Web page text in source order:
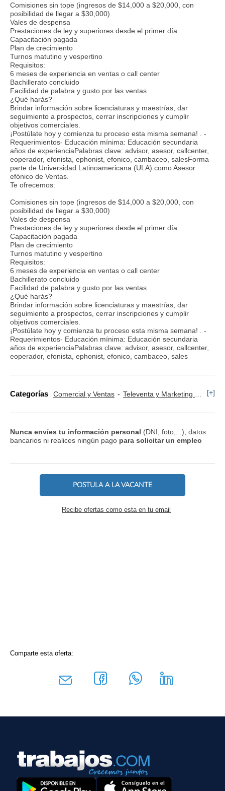
Comisiones sin tope (ingresos de $14,000 a $20,000, con
posibilidad de llegar a $30,000)
Vales de despensa
Prestaciones de ley y superiores desde el primer día
Capacitación pagada
Plan de crecimiento
Turnos matutino y vespertino
Requisitos:
6 meses de experiencia en ventas o call center
Bachillerato concluido
Facilidad de palabra y gusto por las ventas
¿Qué harás?
Brindar información sobre licenciaturas y maestrías, dar
seguimiento a prospectos, cerrar inscripciones y cumplir
objetivos comerciales.
¡Postúlate hoy y comienza tu proceso esta misma semana! . -
Requerimientos- Educación mínima: Educación secundaria
años de experienciaPalabras clave: advisor, asesor, callcenter,
eoperador, efonista, ephonist, efonico, cambaceo, salesForma
parte de Universidad Latinoamericana (ULA) como Asesor
efónico de Ventas.
Te ofrecemos:
Comisiones sin tope (ingresos de $14,000 a $20,000, con
posibilidad de llegar a $30,000)
Vales de despensa
Prestaciones de ley y superiores desde el primer día
Capacitación pagada
Plan de crecimiento
Turnos matutino y vespertino
Requisitos:
6 meses de experiencia en ventas o call center
Bachillerato concluido
Facilidad de palabra y gusto por las ventas
¿Qué harás?
Brindar información sobre licenciaturas y maestrías, dar
seguimiento a prospectos, cerrar inscripciones y cumplir
objetivos comerciales.
¡Postúlate hoy y comienza tu proceso esta misma semana! . -
Requerimientos- Educación mínima: Educación secundaria
años de experienciaPalabras clave: advisor, asesor, callcenter,
eoperador, efonista, ephonist, efonico, cambaceo, sales
Categorías Comercial y Ventas Televenta y Marketing Telefónico [+]
Nunca envíes tu información personal (DNI, foto,...), datos
bancarios ni realices ningún pago para solicitar un empleo
POSTULA A LA VACANTE
Recibe ofertas como esta en tu email
Comparte esta oferta: